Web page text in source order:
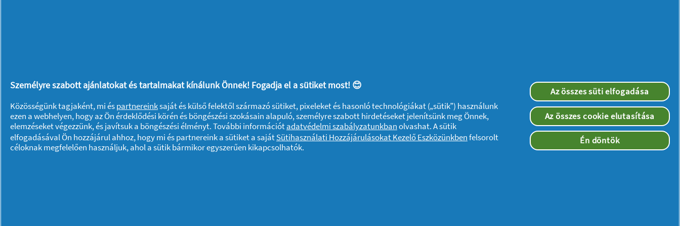
Kapcsolódó cikkek:
Utazás a fűszerek világában Nosztalgikus szerecsendió
Miért szeretünk kávézni?
Személyre szabott ajánlatokat és tartalmakat kínálunk Önnek! Fogadja el a sütiket most! 😊
Közösségünk tagjaként, mi éspartnereinksaját és külső felektől származó sütiket, pixeleket és hasonló technológiákat („sütik”) használunk
ezen a webhelyen, hogy az Ön érdeklődési körén és böngészési szokásain alapuló, személyre szabott hirdetéseket jelenítsünk meg Önnek,
elemzéseket végezzünk, és javítsuk a böngészési élményt. További információtadatvédelmi szabályzatunkbanolvashat. A sütik
elfogadásával Ön hozzájárul ahhoz, hogy mi és partnereink a sütiket a sajátSütihasználati Hozzájárulásokat Kezelő Eszközünkbenfelsorolt
céloknak megfelelően használjuk, ahol a sütik bármikor egyszerűen kikapcsolhatók.
Az összes süti elfogadása
Az összes cookie elutasítása
Én döntök